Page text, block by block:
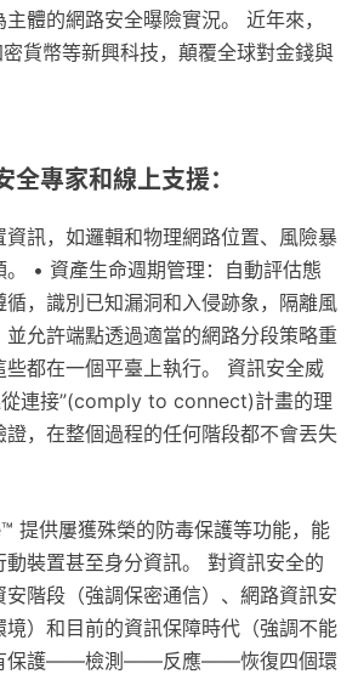
體的網路安全曝險實況。 近年來，
貨幣等新興科技，顛覆全球對金錢與
全專家和線上支援：
訊，如邏輯和物理網路位置、風險暴
。 • 資產生命週期管理：自動評估態
，識別已知漏洞和入侵跡象，隔離風
允許端點透過適當的網路分段策略重
都在一個平臺上執行。 資訊安全威
連接”(comply to connect)計畫的理
，在整個過程的任何階段都不會丟失
提供屢獲殊榮的防毒保護等功能，能
裝置甚至身分資訊。 對資訊安全的
階段（強調保密通信）、網路資訊安
）和目前的資訊保障時代（強調不能
保護——檢測——反應——恢復四個環